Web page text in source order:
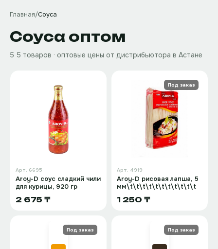
Главная/Соуса
Соуса оптом
5 5 товаров · оптовые цены от дистрибьютора в Астане
Арт. 6695
Aroy-D соус сладкий чили
для курицы, 920 гр
2 675 ₸
Под заказ
Арт. 4919
Aroy-D рисовая лапша, 5
мм\t\t\t\t\t\t\t\t\t\t\t
1 250 ₸
Под заказ Под заказ